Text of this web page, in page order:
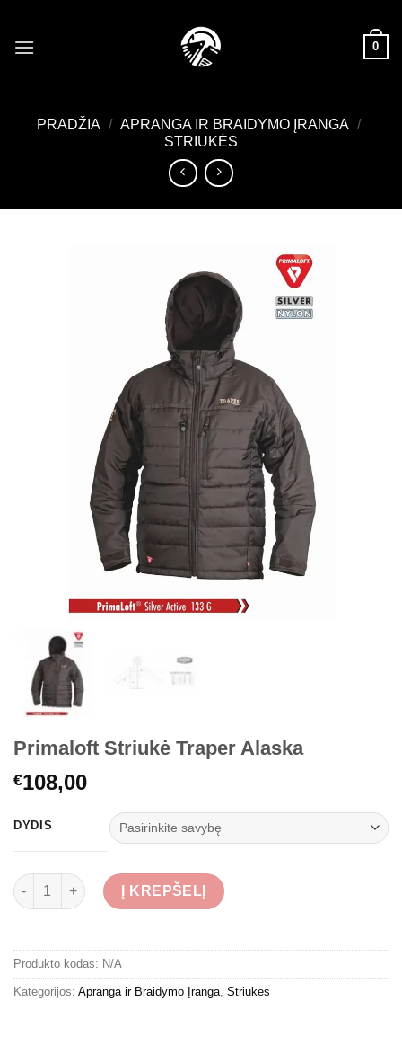
content
0
PRADŽIA / APRANGA IR BRAIDYMO ĮRANGA /
STRIUKĖS
Primaloft Striukė Traper Alaska
€108,00
DYDIS
produkto kiekis: Primaloft Striukė Traper Alaska
Į KREPŠELĮ
Produkto kodas: N/A
Kategorijos: Apranga ir Braidymo Įranga Striukės